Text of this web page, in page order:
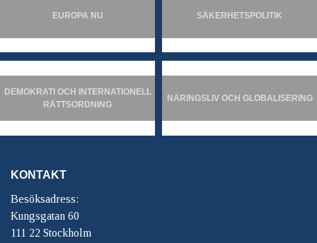
EUROPA NU SÄKERHETSPOLITIK
DEMOKRATI OCH INTERNATIONELL
RÄTTSORDNING
NÄRINGSLIV OCH GLOBALISERING
KONTAKT
Besöksadress:
Kungsgatan 60
111 22 Stockholm